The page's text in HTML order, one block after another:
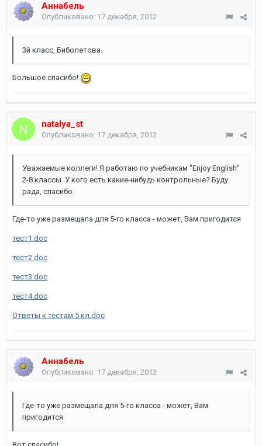
Аннабель
Опубликовано: 17 декабря, 2012
3й класс, Биболетова.
Большое спасибо!
natalya_st
Опубликовано: 17 декабря, 2012
Уважаемые коллеги! Я работаю по учебникам "Enjoy English"
2-8 классы. У кого есть какие-нибудь контрольные? Буду
рада, спасибо.
Где-то уже размещала для 5-го класса - может, Вам пригодится
тест1.doc
тест2.doc
тест3.doc
тест4.doc
Ответы к тестам 5 кл.doc
Аннабель
Опубликовано: 17 декабря, 2012
Где-то уже размещала для 5-го класса - может, Вам
пригодится